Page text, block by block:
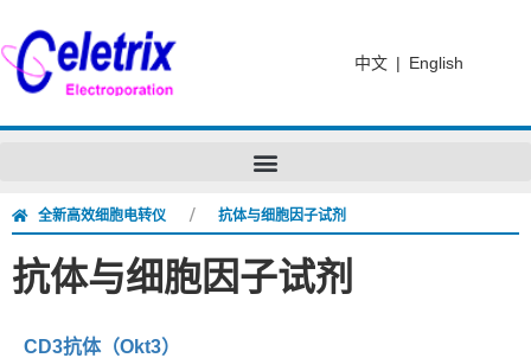
中文 | English
全新高效细胞电转仪 抗体与细胞因子试剂
抗体与细胞因子试剂
CD3抗体（Okt3）